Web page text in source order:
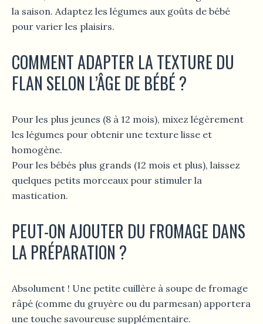
la saison. Adaptez les légumes aux goûts de bébé
pour varier les plaisirs.
COMMENT ADAPTER LA TEXTURE DU
FLAN SELON L’ÂGE DE BÉBÉ ?
Pour les plus jeunes (8 à 12 mois), mixez légèrement
les légumes pour obtenir une texture lisse et
homogène.
Pour les bébés plus grands (12 mois et plus), laissez
quelques petits morceaux pour stimuler la
mastication.
PEUT-ON AJOUTER DU FROMAGE DANS
LA PRÉPARATION ?
Absolument ! Une petite cuillère à soupe de fromage
râpé (comme du gruyère ou du parmesan) apportera
une touche savoureuse supplémentaire.